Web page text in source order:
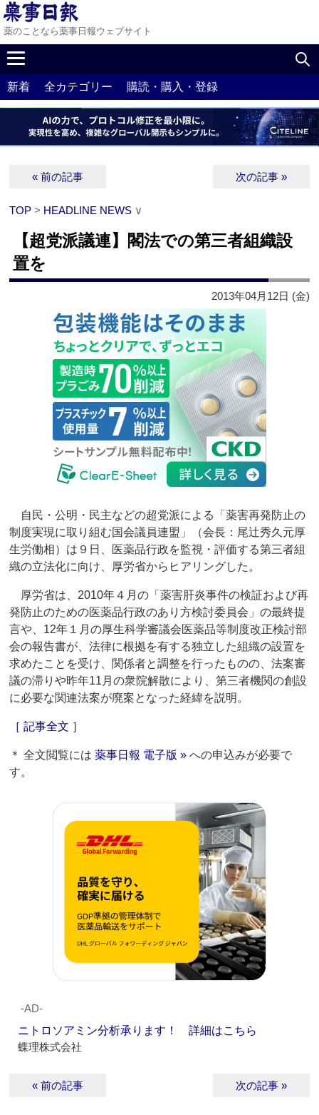
薬のことなら薬事日報ウェブサイト
新着 全カテゴリー 購読・購入・登録
« 前の記事 次の記事 »
TOP > HEADLINE NEWS ∨
【超党派議連】閣法での第三者組織設
置を
2013年04月12日 (金)
自民・公明・民主などの超党派による「薬害再発防止の
制度実現に取り組む国会議員連盟」（会長：尾辻秀久元厚
生労働相）は９日、医薬品行政を監視・評価する第三者組
織の立法化に向け、厚労省からヒアリングした。
厚労省は、2010年４月の「薬害肝炎事件の検証および再
発防止のための医薬品行政のあり方検討委員会」の最終提
言や、12年１月の厚生科学審議会医薬品等制度改正検討部
会の報告書が、法律に根拠を有する独立した組織の設置を
求めたことを受け、関係者と調整を行ったものの、法案審
議の滞りや昨年11月の衆院解散により、第三者機関の創設
に必要な関連法案が廃案となった経緯を説明。
［ 記事全文 ］
＊ 全文閲覧には薬事日報 電子版 » への申込みが必要で
す。
‐AD‐
ニトロソアミン分析承ります！ 詳細はこちら
蝶理株式会社
« 前の記事 次の記事 »